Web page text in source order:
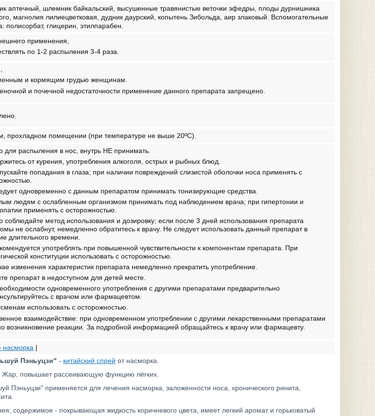
аптечный, шлемник байкальский, высушенные травянистые веточки эфедры, плоды дурнишника
магнолия лилиецветковая, дудник даурский, копытень Зибольда, аир злаковый. Вспомогательные
полисорбат, глицерин, этилпарабен.
применения,
по 1-2 распыления 3-4 раза.
и кормящим грудью женщинам.
и почечной недостаточности применение данного препарата запрещено.
прохладном помещении (при температуре не выше 20ºС).
для распыления в нос, внутрь НЕ принимать.
от курения, употребления алкоголя, острых и рыбных блюд.
попадания в глаза; при наличии повреждений слизистой оболочки носа применять с
одновременно с данным препаратом принимать тонизирующие средства.
людям с ослабленным организмом принимать под наблюдением врача; при гипертонии и
применять с осторожностью.
соблюдайте метод использования и дозировку; если после 3 дней использования препарата
не ослабнут, немедленно обратитесь к врачу. Не следует использовать данный препарат в
длительного времени.
употреблять при повышенной чувствительности к компонентам препарата. При
конституции использовать с осторожностью.
изменения характеристик препарата немедленно прекратить употребление.
препарат в недоступном для детей месте.
одновременного употребления с другими препаратами предварительно
с врачом или фармацевтом.
использовать с осторожностью.
взаимодействие: при одновременном употреблении с другими лекарственными препаратами
возникновение реакции. За подробной информацией обращайтесь к врачу или фармацевту.
насморка |
Пэньуцзи" - китайский спрей от насморка.
Жар, повышает рассеивающую функцию лёгких.
Пэньуцзи" применяется для лечения насморка, заложенности носа, хронического ринита,
содержимое - покрывающая жидкость коричневого цвета, имеет легкий аромат и горьковатый